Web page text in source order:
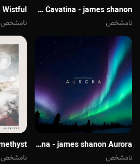
Cavatina - james shanon موسیقی بی کلام Always Return گیتار آرام و دلنشینی از James Shanon
نامشخص نامشخص
Cavatina - james shanon Aurora
نامشخص نامشخص